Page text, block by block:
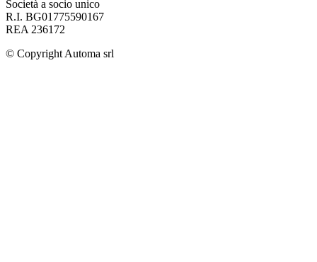
Società a socio unico
R.I. BG01775590167
REA 236172
© Copyright Automa srl